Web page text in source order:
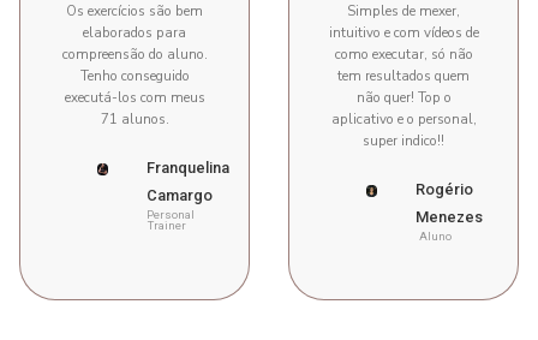
Os exercícios são bem
elaborados para
compreensão do aluno.
Tenho conseguido
executá-los com meus
71 alunos.
Franquelina
Camargo
Personal
Trainer
Simples de mexer,
intuitivo e com vídeos de
como executar, só não
tem resultados quem
não quer! Top o
aplicativo e o personal,
super indico!!
Rogério
Menezes
Aluno